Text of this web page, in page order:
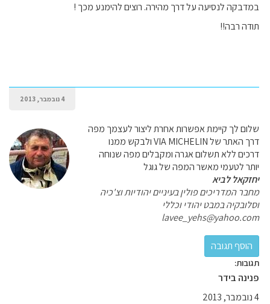
במדבקה לנסיעה על דרך מהירה. רוצים להימנע מכך !
תודה רבה!!
4 נובמבר, 2013
שלום לך קיימת אפשרות אחרת ליצור לעצמך מפה
דרך האתר של VIA MICHELIN ולבקש ממנו
דרכים ללא תשלום אגרה ומקבלים מפה שנוחה
יותר לטעמי מאשר המפה של גוגל
יחזקאל לביא
מחבר המדריכים פולין בעיניים יהודיות וצ'כיה
וסלובקיה במבט יהודי וכללי
lavee_yehs@yahoo.com
תגובות:
פנינה בידר
4 נובמבר, 2013